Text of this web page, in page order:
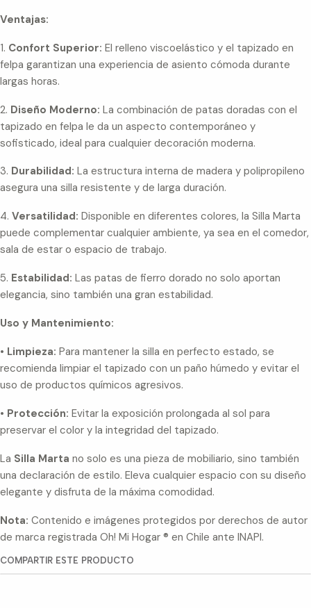
Ventajas:
1. Confort Superior: El relleno viscoelástico y el tapizado en
felpa garantizan una experiencia de asiento cómoda durante
largas horas.
2. Diseño Moderno: La combinación de patas doradas con el
tapizado en felpa le da un aspecto contemporáneo y
sofisticado, ideal para cualquier decoración moderna.
3. Durabilidad: La estructura interna de madera y polipropileno
asegura una silla resistente y de larga duración.
4. Versatilidad: Disponible en diferentes colores, la Silla Marta
puede complementar cualquier ambiente, ya sea en el comedor,
sala de estar o espacio de trabajo.
5. Estabilidad: Las patas de fierro dorado no solo aportan
elegancia, sino también una gran estabilidad.
Uso y Mantenimiento:
• Limpieza: Para mantener la silla en perfecto estado, se
recomienda limpiar el tapizado con un paño húmedo y evitar el
uso de productos químicos agresivos.
• Protección: Evitar la exposición prolongada al sol para
preservar el color y la integridad del tapizado.
La Silla Marta no solo es una pieza de mobiliario, sino también
una declaración de estilo. Eleva cualquier espacio con su diseño
elegante y disfruta de la máxima comodidad.
Nota: Contenido e imágenes protegidos por derechos de autor
de marca registrada Oh! Mi Hogar ® en Chile ante INAPI.
COMPARTIR ESTE PRODUCTO